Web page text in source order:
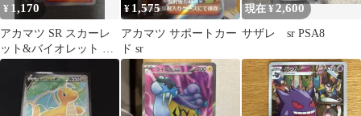
¥ 1,170
アカマツ SR スカーレ
ット&バイオレット 拡
張パック ステラミラク
ル キラ …
¥ 1,575
アカマツ サポートカー
ド sr
現在 ¥2,600
サザレ sr PSA8